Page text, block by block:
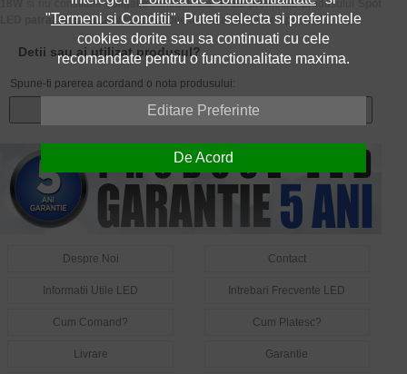
si nu constituie obligatie contractuala. Toate promotiile produsului
LED patrat dimabil 18W sunt valabile in limita stocului disponibil.
Detii sau ai utilizat produsul?
Spune-ti parerea acordand o nota produsului:
Adauga un review
Despre Noi Contact
Informatii Utile LED Intrebari Frecvente LED
Cum Comand? Cum Platesc?
Livrare Garantie
"Termeni si Conditii". Puteti selecta si preferintele
cookies dorite sau sa continuati cu cele
recomandate pentru o functionalitate maxima.
Editare Preferinte
De Acord